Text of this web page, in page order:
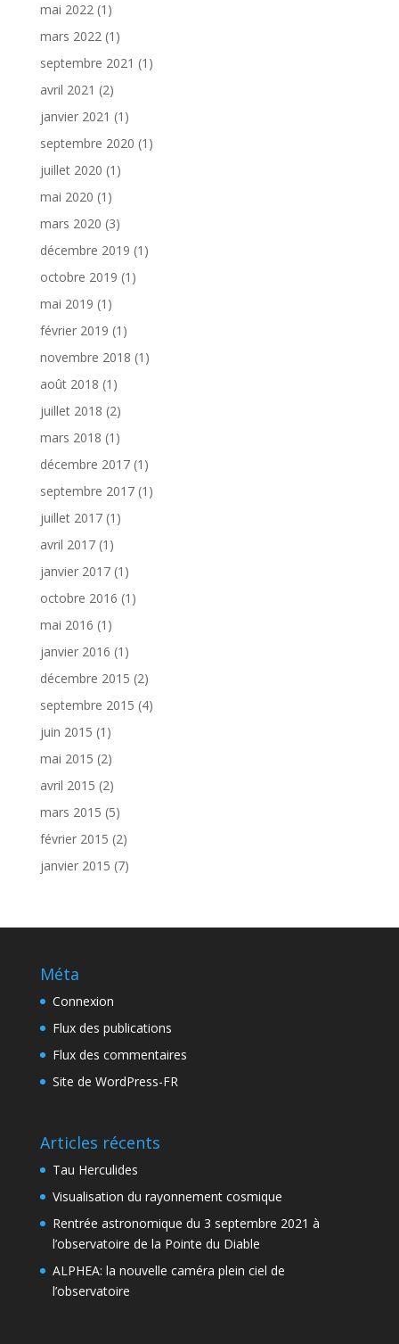
mai 2022(1)
mars 2022(1)
septembre 2021 (1)
avril 2021 (2)
janvier 2021 (1)
septembre 2020 (1)
juillet 2020 (1)
mai 2020 (1)
mars 2020 (3)
décembre 2019 (1)
octobre 2019 (1)
mai 2019 (1)
février 2019 (1)
novembre 2018 (1)
août 2018 (1)
juillet 2018 (2)
mars 2018 (1)
décembre 2017(1)
septembre 2017(1)
juillet 2017(1)
avril 2017(1)
janvier 2017(1)
octobre 2016 (1)
mai 2016 (1)
janvier 2016 (1)
décembre 2015 (2)
septembre 2015 (4)
juin 2015 (1)
mai 2015 (2)
avril 2015 (2)
mars 2015 (5)
février 2015 (2)
janvier 2015 (7)
Méta
Connexion
Flux des publications
Flux des commentaires
Site de WordPress-FR
Articles récents
Tau Herculides
Visualisation du rayonnement cosmique
Rentrée astronomique du 3 septembre 2021 à
l’observatoire de la Pointe du Diable
ALPHEA: la nouvelle caméra plein ciel de
l’observatoire